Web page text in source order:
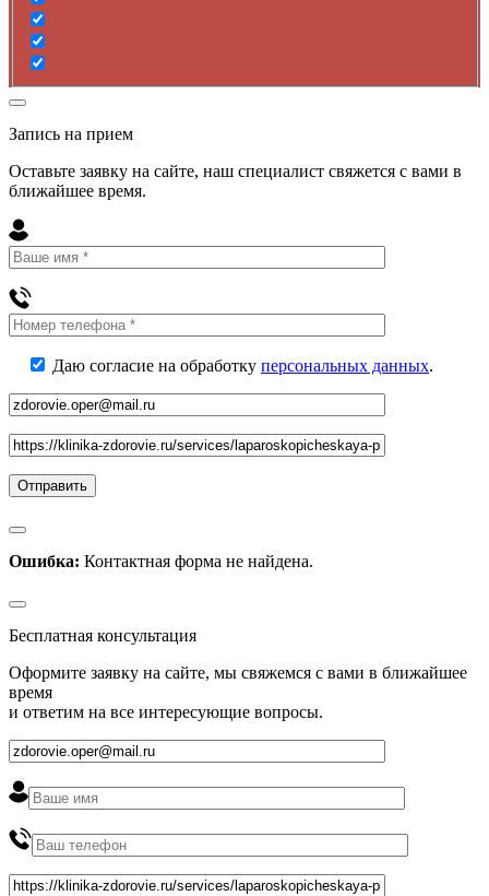
Запись на прием
Оставьте заявку на сайте, наш специалист свяжется с вами в
ближайшее время.
Даю согласие на обработку персональных данных.
Ошибка: Контактная форма не найдена.
Бесплатная консультация
Оформите заявку на сайте, мы свяжемся с вами в ближайшее
время
и ответим на все интересующие вопросы.